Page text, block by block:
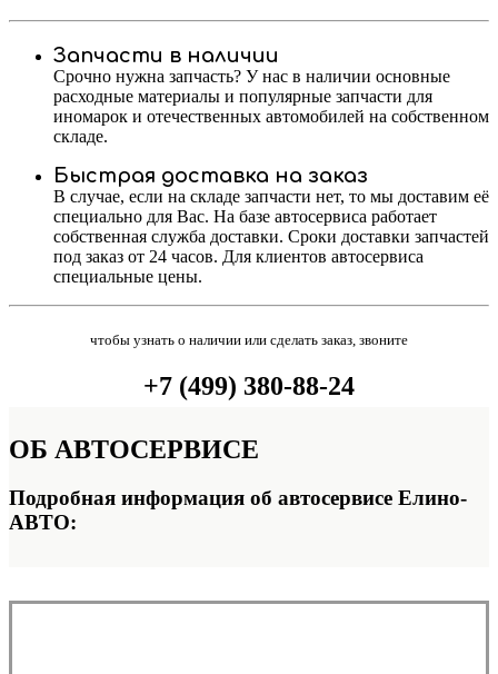
Запчасти в наличии
Срочно нужна запчасть? У нас в наличии основные
расходные материалы и популярные запчасти для
иномарок и отечественных автомобилей на собственном
складе.
Быстрая доставка на заказ
В случае, если на складе запчасти нет, то мы доставим её
специально для Вас. На базе автосервиса работает
собственная служба доставки. Сроки доставки запчастей
под заказ от 24 часов. Для клиентов автосервиса
специальные цены.
чтобы узнать о наличии или сделать заказ, звоните
+7 (499) 380-88-24
ОБ АВТОСЕРВИСЕ
Подробная информация об автосервисе Елино-
АВТО: